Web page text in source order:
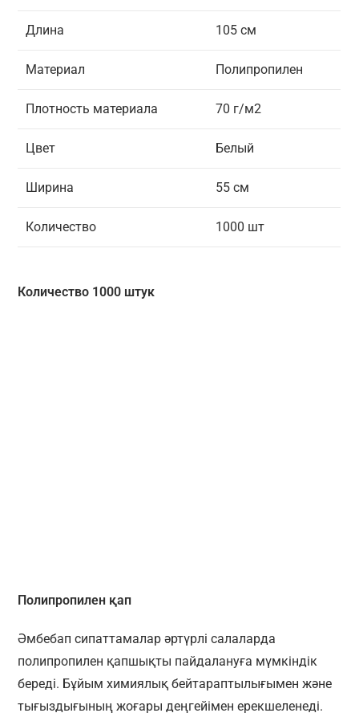
Длина 105 см
Материал Полипропилен
Плотность материала 70 г/м2
Цвет Белый
Ширина 55 см
Количество 1000 шт
Количество 1000 штук
Полипропилен қап
Әмбебап сипаттамалар әртүрлі салаларда
полипропилен қапшықты пайдалануға мүмкіндік
береді. Бұйым химиялық бейтараптылығымен және
тығыздығының жоғары деңгейімен ерекшеленеді.